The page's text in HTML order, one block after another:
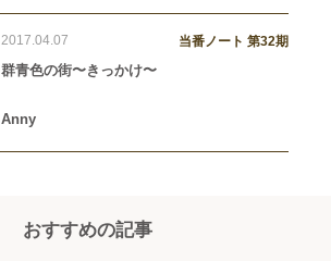
2017.04.07 当番ノート 第32期
群青色の街〜きっかけ〜
Anny
おすすめの記事